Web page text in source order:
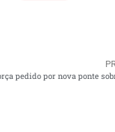
pedido por nova ponte